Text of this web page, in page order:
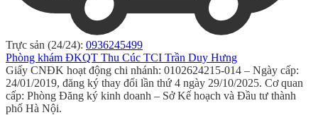
Trực sản (24/24): 0936245499
Phòng khám ĐKQT Thu Cúc TCI Trần Duy Hưng
Giấy CNĐK hoạt động chi nhánh: 0102624215-014 – Ngày cấp:
24/01/2019, đăng ký thay đổi lần thứ 4 ngày 29/10/2025. Cơ quan
cấp: Phòng Đăng ký kinh doanh – Sở Kế hoạch và Đầu tư thành
phố Hà Nội.